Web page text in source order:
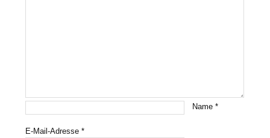
Name*
E-Mail-Adresse*